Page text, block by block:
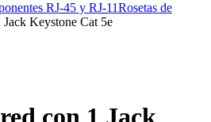
RJ-45 y RJ-11Rosetas de
Jack Keystone Cat 5e
con 1 Jack